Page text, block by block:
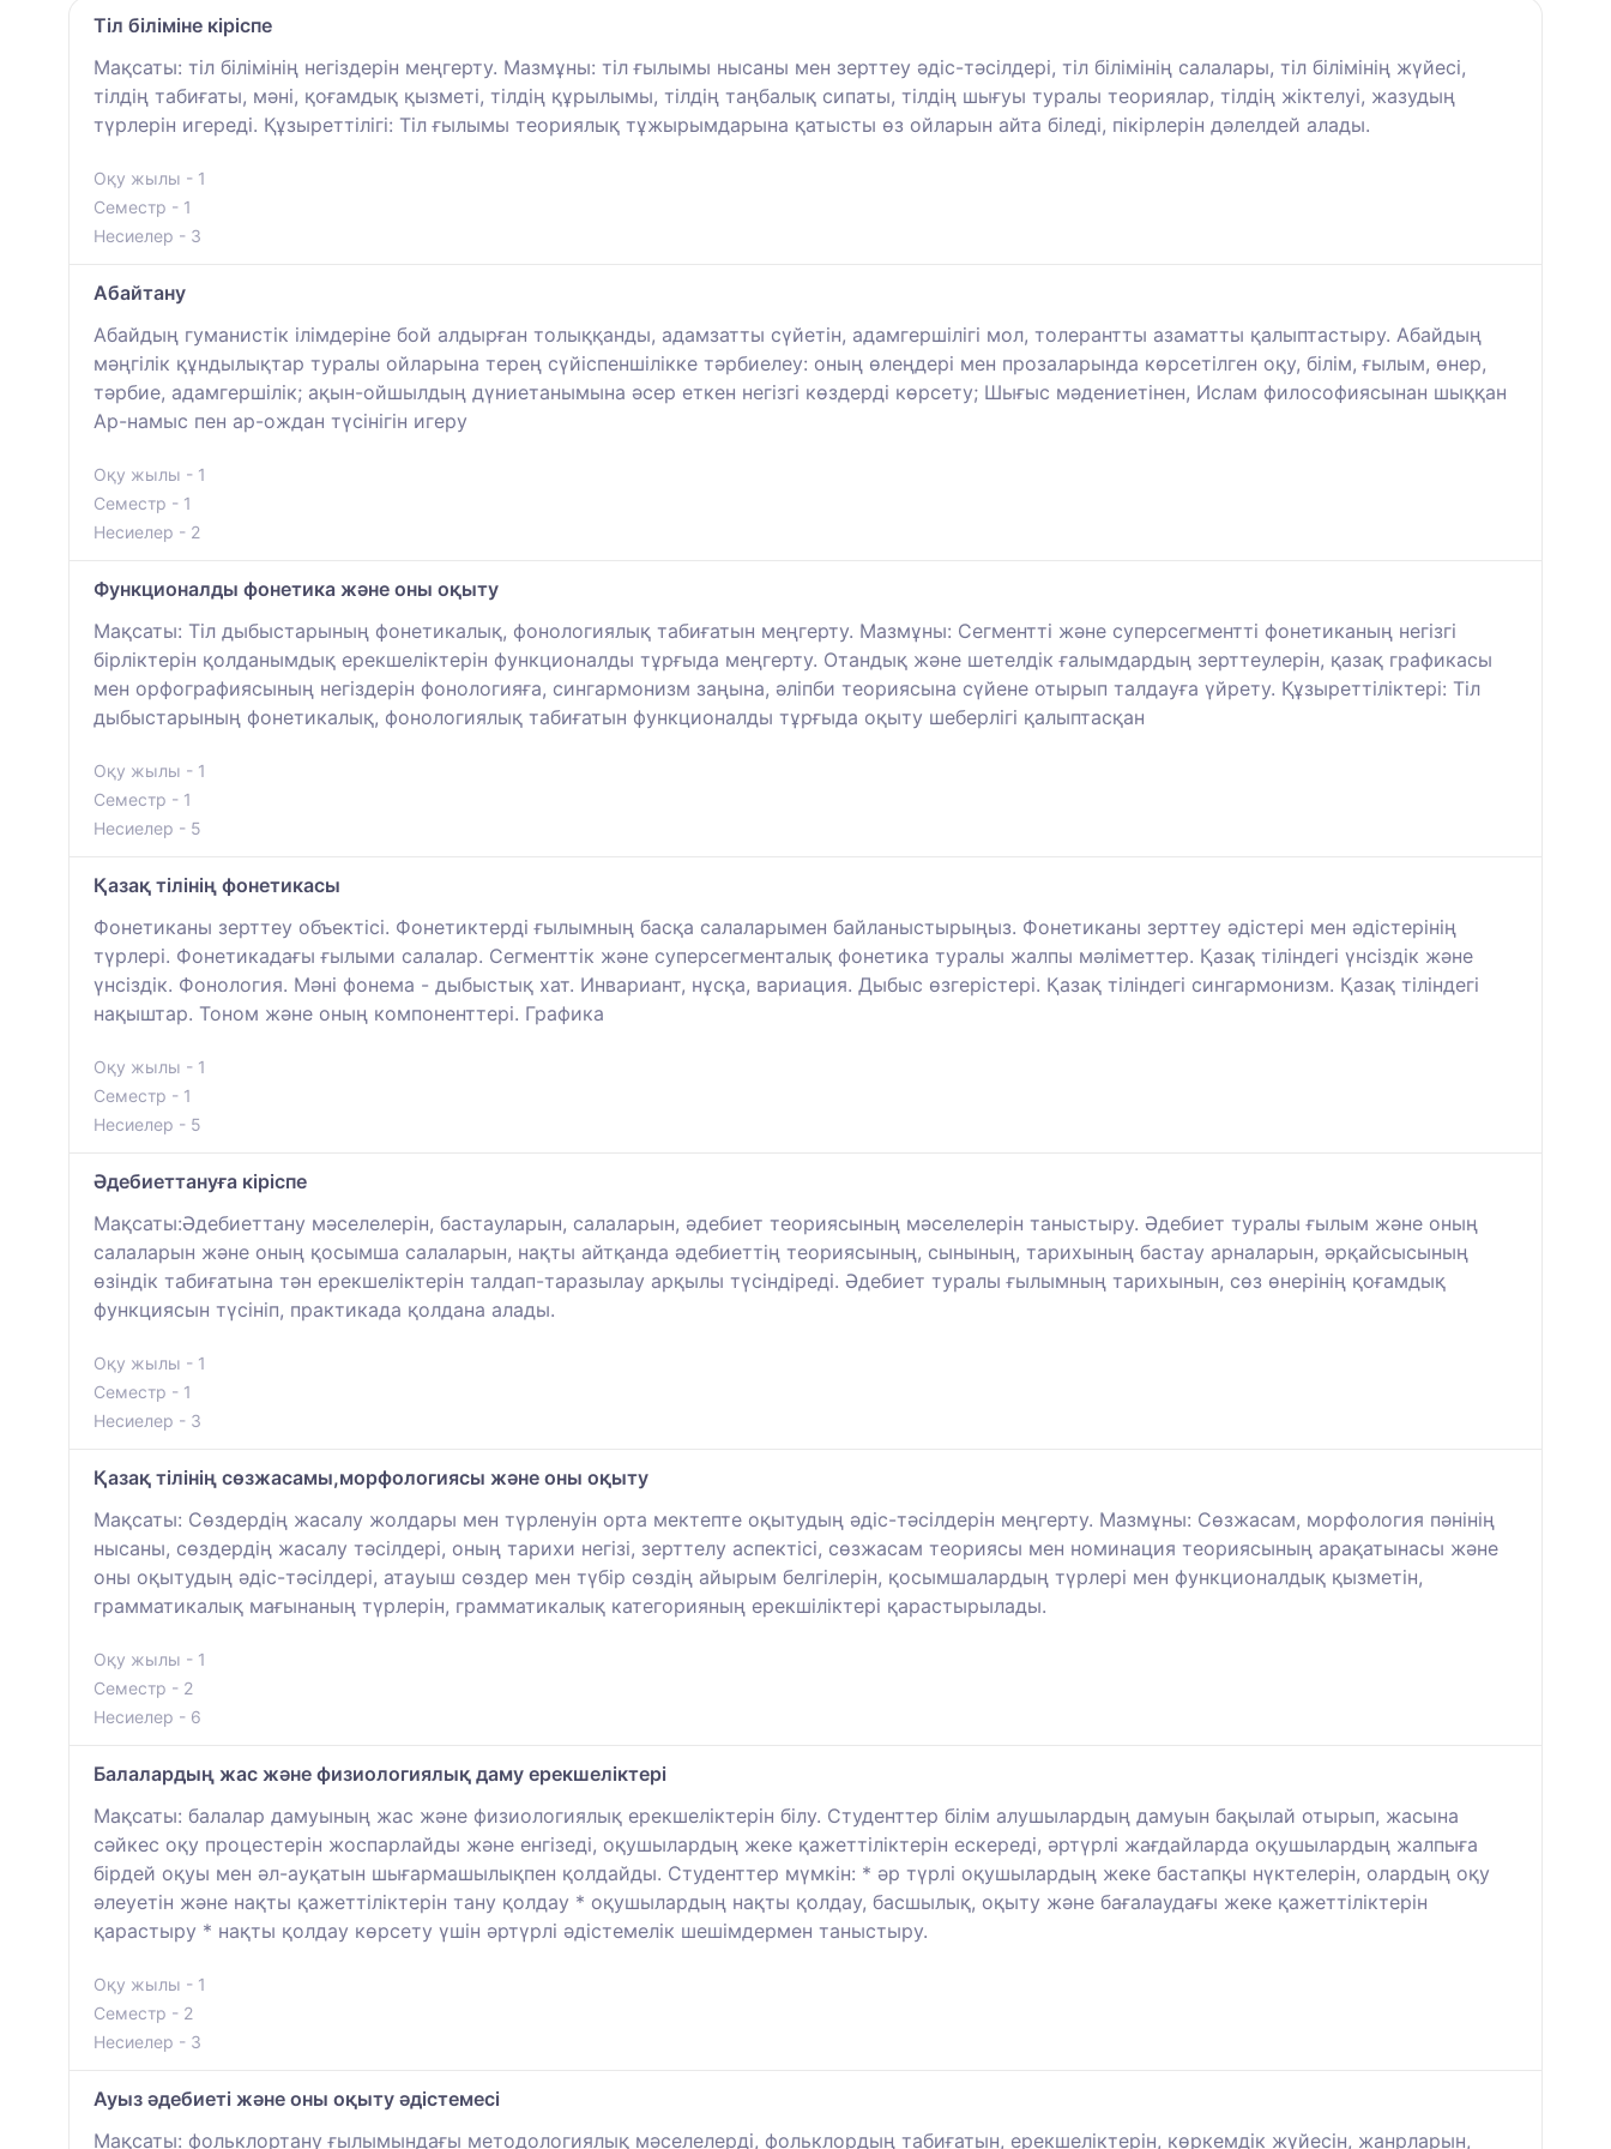
Тіл біліміне кіріспе
Мақсаты: тіл білімінің негіздерін меңгерту. Мазмұны: тіл ғылымы нысаны мен зерттеу әдіс-тәсілдері, тіл білімінің салалары, тіл білімінің жүйесі,
тілдің табиғаты, мәні, қоғамдық қызметі, тілдің құрылымы, тілдің таңбалық сипаты, тілдің шығуы туралы теориялар, тілдің жіктелуі, жазудың
түрлерін игереді. Құзыреттілігі: Тіл ғылымы теориялық тұжырымдарына қатысты өз ойларын айта біледі, пікірлерін дәлелдей алады.
Оқу жылы - 1
Семестр - 1
Несиелер - 3
Абайтану
Абайдың гуманистік ілімдеріне бой алдырған толыққанды, адамзатты сүйетін, адамгершілігі мол, толерантты азаматты қалыптастыру. Абайдың
мәңгілік құндылықтар туралы ойларына терең сүйіспеншілікке тәрбиелеу: оның өлеңдері мен прозаларында көрсетілген оқу, білім, ғылым, өнер,
тәрбие, адамгершілік; ақын-ойшылдың дүниетанымына әсер еткен негізгі көздерді көрсету; Шығыс мәдениетінен, Ислам философиясынан шыққан
Ар-намыс пен ар-ождан түсінігін игеру
Оқу жылы - 1
Семестр - 1
Несиелер - 2
Функционалды фонетика және оны оқыту
Мақсаты: Тіл дыбыстарының фонетикалық, фонологиялық табиғатын меңгерту. Мазмұны: Сегментті және суперсегментті фонетиканың негізгі
бірліктерін қолданымдық ерекшеліктерін функционалды тұрғыда меңгерту. Отандық және шетелдік ғалымдардың зерттеулерін, қазақ графикасы
мен орфографиясының негіздерін фонологияға, сингармонизм заңына, әліпби теориясына сүйене отырып талдауға үйрету. Құзыреттіліктері: Тіл
дыбыстарының фонетикалық, фонологиялық табиғатын функционалды тұрғыда оқыту шеберлігі қалыптасқан
Оқу жылы - 1
Семестр - 1
Несиелер - 5
Қазақ тілінің фонетикасы
Фонетиканы зерттеу объектісі. Фонетиктерді ғылымның басқа салаларымен байланыстырыңыз. Фонетиканы зерттеу әдістері мен әдістерінің
түрлері. Фонетикадағы ғылыми салалар. Сегменттік және суперсегменталық фонетика туралы жалпы мәліметтер. Қазақ тіліндегі үнсіздік және
үнсіздік. Фонология. Мәні фонема - дыбыстық хат. Инвариант, нұсқа, вариация. Дыбыс өзгерістері. Қазақ тіліндегі сингармонизм. Қазақ тіліндегі
нақыштар. Тоном және оның компоненттері. Графика
Оқу жылы - 1
Семестр - 1
Несиелер - 5
Әдебиеттануға кіріспе
Мақсаты:Әдебиеттану мәселелерін, бастауларын, салаларын, әдебиет теориясының мәселелерін таныстыру. Әдебиет туралы ғылым және оның
салаларын және оның қосымша салаларын, нақты айтқанда әдебиеттің теориясының, сынының, тарихының бастау арналарын, әрқайсысының
өзіндік табиғатына тән ерекшеліктерін талдап-таразылау арқылы түсіндіреді. Әдебиет туралы ғылымның тарихынын, сөз өнерінің қоғамдық
функциясын түсініп, практикада қолдана алады.
Оқу жылы - 1
Семестр - 1
Несиелер - 3
Қазақ тілінің сөзжасамы,морфологиясы және оны оқыту
Мақсаты: Сөздердің жасалу жолдары мен түрленуін орта мектепте оқытудың әдіс-тәсілдерін меңгерту. Мазмұны: Сөзжасам, морфология пәнінің
нысаны, сөздердің жасалу тәсілдері, оның тарихи негізі, зерттелу аспектісі, сөзжасам теориясы мен номинация теориясының арақатынасы және
оны оқытудың әдіс-тәсілдері, атауыш сөздер мен түбір сөздің айырым белгілерін, қосымшалардың түрлері мен функционалдық қызметін,
грамматикалық мағынаның түрлерін, грамматикалық категорияның ерекшіліктері қарастырылады.
Оқу жылы - 1
Семестр - 2
Несиелер - 6
Балалардың жас және физиологиялық даму ерекшеліктері
Мақсаты: балалар дамуының жас және физиологиялық ерекшеліктерін білу. Студенттер білім алушылардың дамуын бақылай отырып, жасына
сәйкес оқу процестерін жоспарлайды және енгізеді, оқушылардың жеке қажеттіліктерін ескереді, әртүрлі жағдайларда оқушылардың жалпыға
бірдей оқуы мен әл-ауқатын шығармашылықпен қолдайды. Студенттер мүмкін: * әр түрлі оқушылардың жеке бастапқы нүктелерін, олардың оқу
әлеуетін және нақты қажеттіліктерін тану қолдау * оқушылардың нақты қолдау, басшылық, оқыту және бағалаудағы жеке қажеттіліктерін
қарастыру * нақты қолдау көрсету үшін әртүрлі әдістемелік шешімдермен таныстыру.
Оқу жылы - 1
Семестр - 2
Несиелер - 3
Ауыз әдебиеті және оны оқыту әдістемесі
Мақсаты: фольклортану ғылымындағы методологиялық мәселелерді, фольклордың табиғатын, ерекшеліктерін, көркемдік жүйесін, жанрларын,